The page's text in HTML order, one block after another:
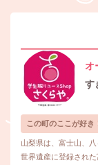
オ
す
この町のここが好き
山梨県は、富士山、
世界遺産に登録され